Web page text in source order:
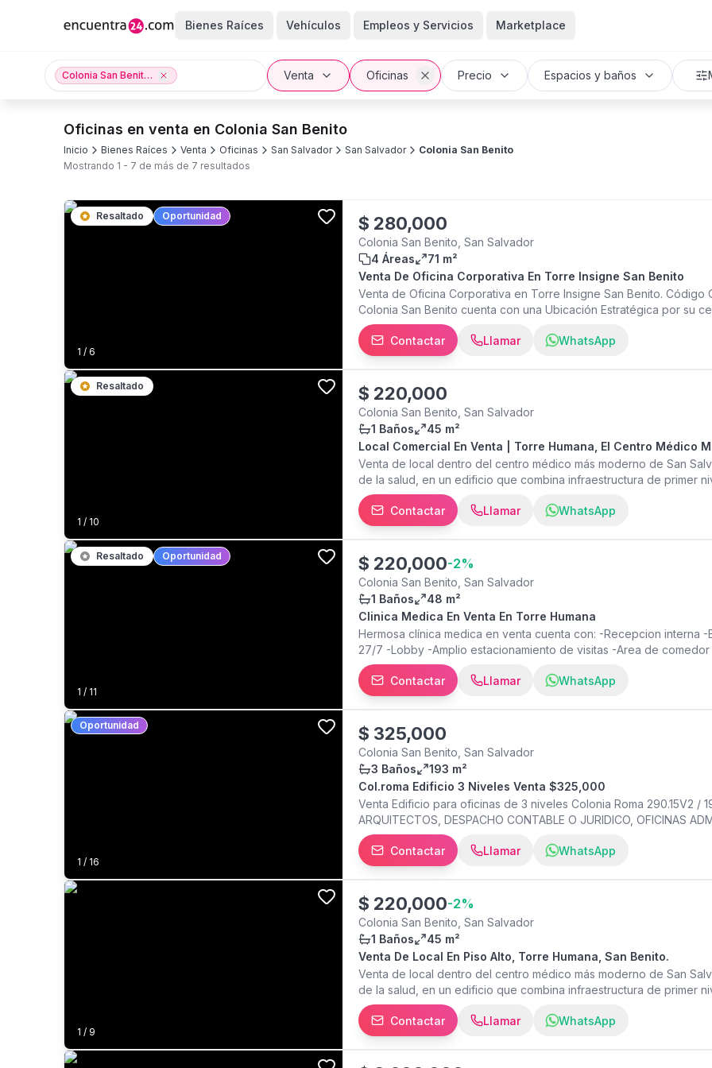
Bienes Raíces Vehículos Empleos y Servicios Marketplace
Colonia San Benito, San Salvador, San Salvador Venta Oficinas Precio Espacios y baños
Oficinas en venta en Colonia San Benito
Inicio Bienes Raíces Venta Oficinas San Salvador San Salvador
Colonia San Benito
Mostrando 1 - 7 de más de 7 resultados
1 / 6
Resaltado Oportunidad $ 280,000
Colonia San Benito, San Salvador
4 Áreas
71 m²
Venta De Oficina Corporativa En Torre Insigne San Benito
Venta de Oficina Corporativa en Torre Insigne San Benito. Código
Colonia San Benito cuenta con una Ubicación Estratégica por su
Aseguradoras, Oficinas Gubernamentales, Centros Comerciales y
- 2 Oficinas Privadas - 1 Area amplia de trabajo - Recepcion -
Acondicionado - Cortinas Con Inquilino que genera ROI 6.8%.
web para más opciones. Acerca de Torre Insigne Torre INSIGNE
comercial y de negocios por excelencia de San Salvador, ofrece
aquellos empresarios que buscan una ubicación privilegiada,
Características de la Torre y Amenidades - Sistema de Elevadores
Automatizados - 18 Niveles - 8 Niveles de Parqueos - Parqueos
Oficinas con vistas inspiradoras - Area de Coworking - Salas de
cada Nivel - Estacionamiento 100% bajo techo - Area de Cafetería
Miembros de: - National Association of Realtors (NAR) - Camara
Salvadoreña de Agentes Inmobiliarios (ASAI)
Contactar Llamar WhatsApp
1 / 10
Resaltado $ 220,000
Colonia San Benito, San Salvador
1 Baños
45 m²
Local Comercial En Venta | Torre Humana, El Centro Médico
Venta de local dentro del centro médico más moderno de San
de la salud, en un edificio que combina infraestructura de primer
conectividad médica que necesita para crecer. Torre Humana, en
2 espacios seccionados para mayor funcionalidad 1 baño Amplio
mayor comodidad Extras: Completamente remodelados y
Terraza y lounge social, Sala de espera, Área de descanso para
Parqueo de visitas, Seguridad 24/7 para tu tranquilidad Valor de
Contactar Llamar WhatsApp
1 / 11
Resaltado Oportunidad $ 220,000-2%
Colonia San Benito, San Salvador
1 Baños
48 m²
Clinica Medica En Venta En Torre Humana
Hermosa clínica medica en venta cuenta con: -Recepcion interna
27/7 -Lobby -Amplio estacionamiento de visitas -Area de comedor -
Contactar Llamar WhatsApp
1 / 16
Oportunidad $ 325,000
Colonia San Benito, San Salvador
3 Baños
193 m²
Col.roma Edificio 3 Niveles Venta $325,000
Venta Edificio para oficinas de 3 niveles Colonia Roma 290.15V2 /
ARQUITECTOS, DESPACHO CONTABLE O JURIDICO, OFICINAS
baño Total 9 oficinas, 1 bodega de archivos, 3 baños y con
nivel tiene un jardín trasero Primer nivel 66.89M2 Segundo nivel
parqueos al frente propios Excelente ubicación zona comercial a
Contactar Llamar WhatsApp
1 / 9
$ 220,000-2%
Colonia San Benito, San Salvador
1 Baños
45 m²
Venta De Local En Piso Alto, Torre Humana, San Benito.
Venta de local dentro del centro médico más moderno de San
de la salud, en un edificio que combina infraestructura de primer
conectividad médica que necesita para crecer. Torre Humana, en
espacios seccionados para mayor funcionalidad 1 baño Amplio
comodidad Extras: Completamente remodelados y equipados con
Contactar Llamar WhatsApp